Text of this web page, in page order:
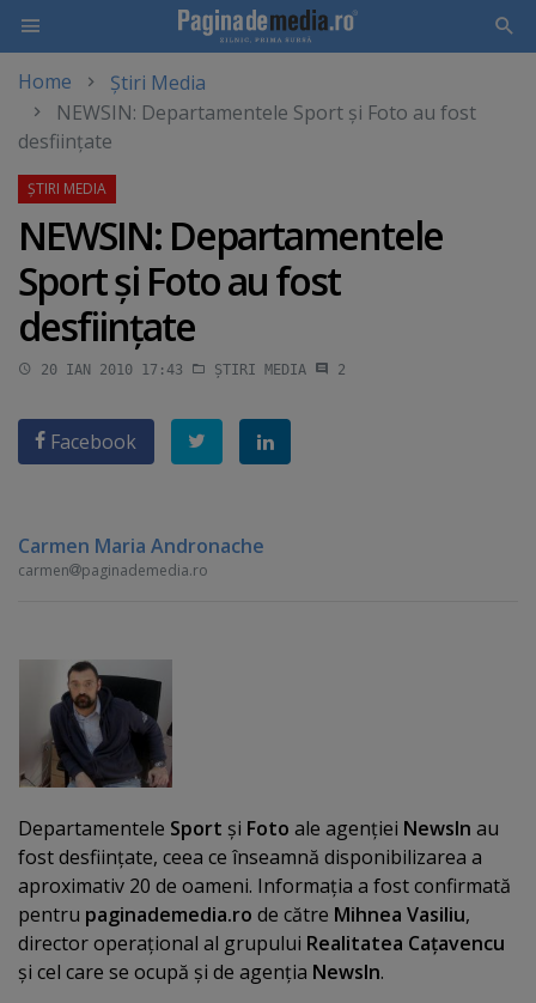
main
content
Home
Știri Media
NEWSIN: Departamentele Sport şi Foto au fost
desfiinţate
NEWSIN: Departamentele
Sport şi Foto au fost
desfiinţate
20 IAN 2010 17:43 ȘTIRI MEDIA 2
Facebook
Carmen Maria Andronache
carmen paginademedia.ro
Departamentele Sport şi Foto ale agenţiei NewsIn au
fost desfiinţate, ceea ce înseamnă disponibilizarea a
aproximativ 20 de oameni. Informaţia a fost confirmată
pentru paginademedia.ro de către Mihnea Vasiliu,
director operaţional al grupului Realitatea Caţavencu
şi cel care se ocupă şi de agenţia NewsIn.